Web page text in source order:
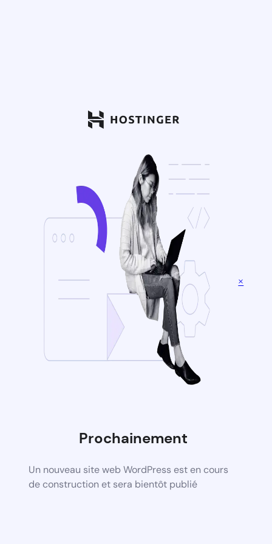
Prochainement
Un nouveau site web WordPress est en cours
de construction et sera bientôt publié
×